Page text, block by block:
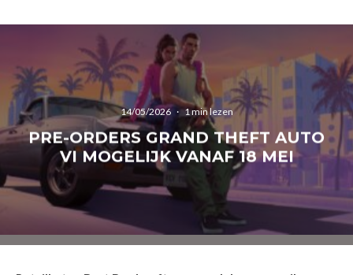
14/05/2026 · 1 min lezen
PRE-ORDERS GRAND THEFT AUTO
VI MOGELIJK VANAF 18 MEI